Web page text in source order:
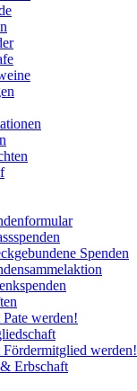
Spenden
Pate werden!
Fördermitglied werden!
Erbschaft